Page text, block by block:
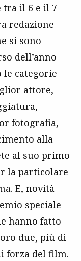
tra il 6 e il 7
redazione
si sono
dell’anno
le categorie
attore,
fotografia,
alla
al suo primo
la particolare
E, novità
speciale
hanno fatto
due, più di
forza del film.